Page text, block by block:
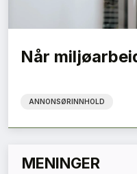
Når
ANNONSØRINNHOLD
MENINGER